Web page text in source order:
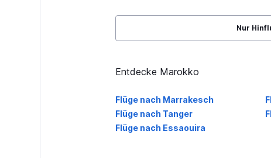
Nur
Entdecke Marokko
Flüge nach Marrakesch
Flüge nach Tanger
Flüge nach Essaouira